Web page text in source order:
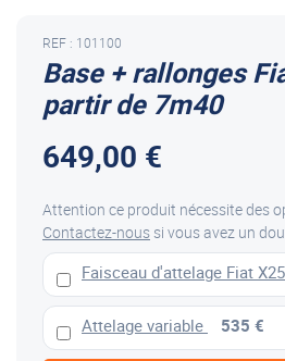
Base + rallonges
partir de 7m40
REF : 101100
649,00 €
Attention ce produit nécessite des
Contactez-noussi vous avez un
Faisceau d'attelage Fiat
Attelage variable 535 €